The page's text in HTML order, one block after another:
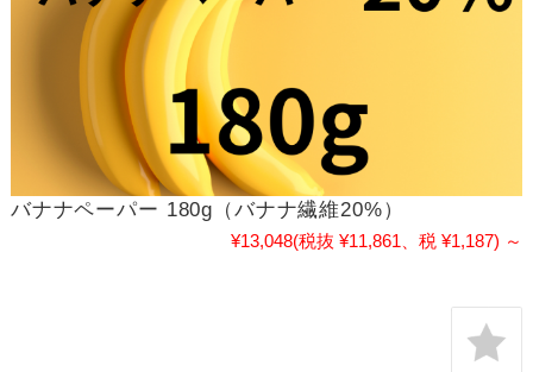
バナナペーパー 180g（バナナ繊維20%）
¥13,048(税抜 ¥11,861、税 ¥1,187) ～